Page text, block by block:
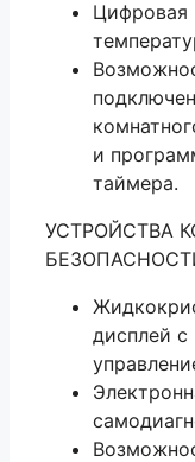
Цифровая
и
таймера.
УСТРОЙСТВА
дисплей